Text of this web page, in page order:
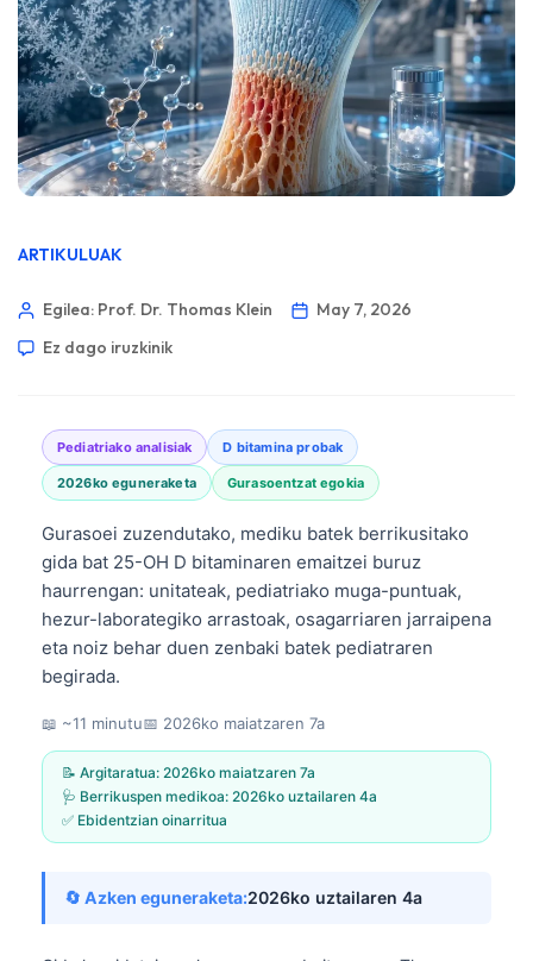
ARTIKULUAK
Egilea: Prof. Dr. Thomas Klein
May 7, 2026
Ez dago iruzkinik
Pediatriako analisiak D bitamina probak
2026ko eguneraketa Gurasoentzat egokia
Gurasoei zuzendutako, mediku batek berrikusitako
gida bat 25-OH D bitaminaren emaitzei buruz
haurrengan: unitateak, pediatriako muga-puntuak,
hezur-laborategiko arrastoak, osagarriaren jarraipena
eta noiz behar duen zenbaki batek pediatraren
begirada.
📖 ~11 minutu📅 2026ko maiatzaren 7a
📝 Argitaratua: 2026ko maiatzaren 7a
🩺 Berrikuspen medikoa: 2026ko uztailaren 4a
✅ Ebidentzian oinarritua
🔄 Azken eguneraketa:2026ko uztailaren 4a